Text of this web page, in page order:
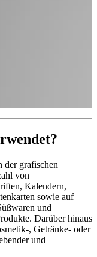
der grafischen
von
Kalendern,
sowie auf
und
Darüber hinaus
, Getränke- oder
und